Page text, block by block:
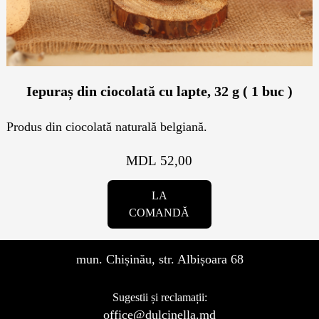
Кэнди Бар
Калачи
Пирожные
Десерт
Круассаны и маффины
Плацинда
Iepuraș din ciocolată cu lapte, 32 g ( 1 buc )
Produs din ciocolată naturală belgiană.
MDL 52,00
LA
COMANDĂ
mun. Chișinău, str. Albișoara 68
Sugestii și reclamații:
office@dulcinella.md